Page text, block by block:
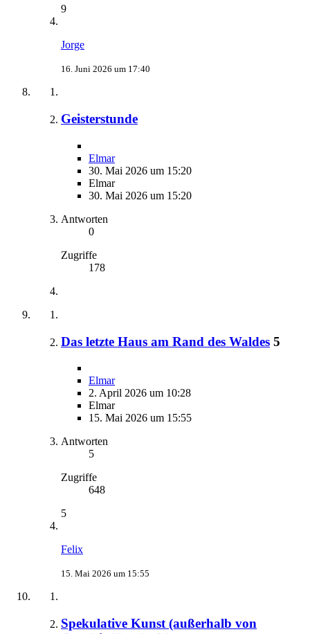
9
Jorge
16. Juni 2026 um 17:40
Geisterstunde
Elmar
30. Mai 2026 um 15:20
Elmar
30. Mai 2026 um 15:20
Antworten
0
Zugriffe
178
Das letzte Haus am Rand des Waldes 5
Elmar
2. April 2026 um 10:28
Elmar
15. Mai 2026 um 15:55
Antworten
5
Zugriffe
648
5
Felix
15. Mai 2026 um 15:55
Spekulative Kunst (außerhalb von